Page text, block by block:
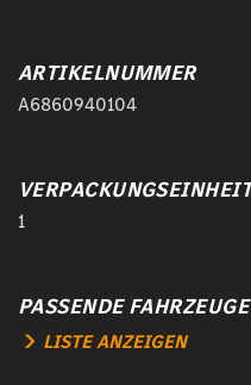
ARTIKELNUMMER
A6860940104
1
PASSENDE
LISTE ANZEIGEN